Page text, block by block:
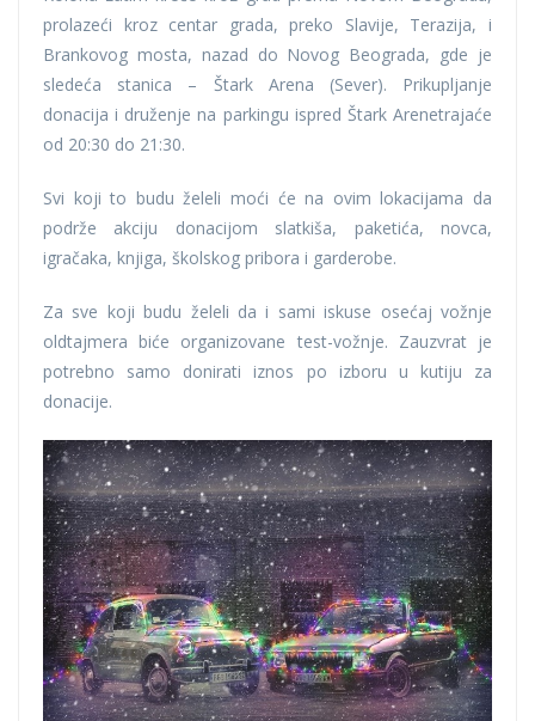
prolazeći kroz centar grada, preko Slavije, Terazija, i
Brankovog mosta, nazad do Novog Beograda, gde je
sledeća stanica – Štark Arena (Sever). Prikupljanje
donacija i druženje na parkingu ispred Štark Arenetrajaće
od 20:30 do 21:30.
Svi koji to budu želeli moći će na ovim lokacijama da
podrže akciju donacijom slatkiša, paketića, novca,
igračaka, knjiga, školskog pribora i garderobe.
Za sve koji budu želeli da i sami iskuse osećaj vožnje
oldtajmera biće organizovane test-vožnje. Zauzvrat je
potrebno samo donirati iznos po izboru u kutiju za
donacije.